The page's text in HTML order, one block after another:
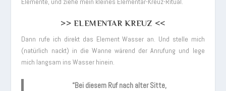
>> ELEMENTAR KREUZ <<
Dann rufe ich direkt das Element Wasser an. Und stelle mich
(natürlich nackt) in die Wanne wärend der Anrufung und lege
mich langsam ins Wasser hinein.
“Bei diesem Ruf nach alter Sitte,